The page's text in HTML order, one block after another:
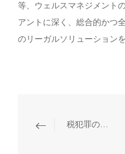
等、ウェルスマネジメント
アントに深く、総合的かつ
のリーガルソリューション
税犯罪の弁護